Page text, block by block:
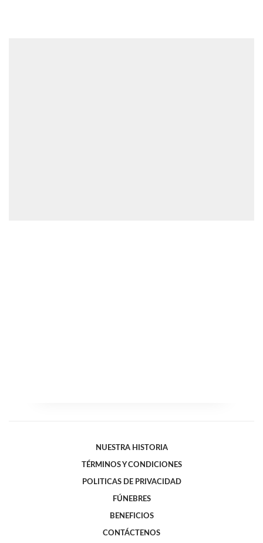
NUESTRA HISTORIA
TÉRMINOS Y CONDICIONES
POLITICAS DE PRIVACIDAD
FÚNEBRES
BENEFICIOS
CONTÁCTENOS